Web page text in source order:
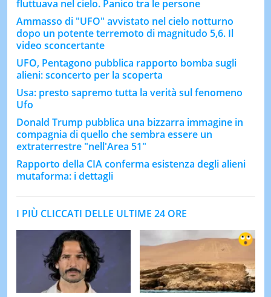
fluttuava nel cielo. Panico tra le persone
Ammasso di "UFO" avvistato nel cielo notturno
dopo un potente terremoto di magnitudo 5,6. Il
video sconcertante
UFO, Pentagono pubblica rapporto bomba sugli
alieni: sconcerto per la scoperta
Usa: presto sapremo tutta la verità sul fenomeno
Ufo
Donald Trump pubblica una bizzarra immagine in
compagnia di quello che sembra essere un
extraterrestre "nell'Area 51"
Rapporto della CIA conferma esistenza degli alieni
mutaforma: i dettagli
I PIÙ CLICCATI DELLE ULTIME 24 ORE